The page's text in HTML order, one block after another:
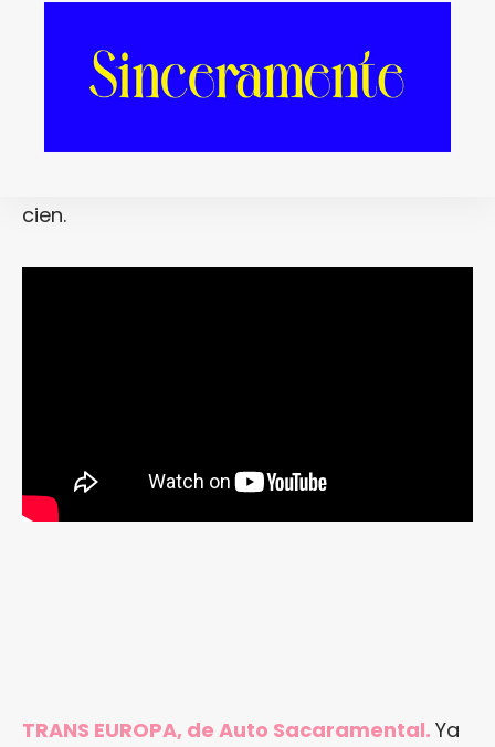
abrazando ese (extraño) disco póstumo de
Leonard Cohen
, ¿cómo no íbamos a hacer
lo mismo con esta canción deGeorge
película «Last Christmas«? Si es que,
cien.
TRANS EUROPA, de Auto Sacaramental. Ya